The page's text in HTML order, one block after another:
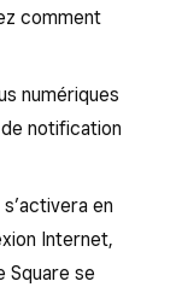
comment
numériques
notification
en
Internet,
Square se